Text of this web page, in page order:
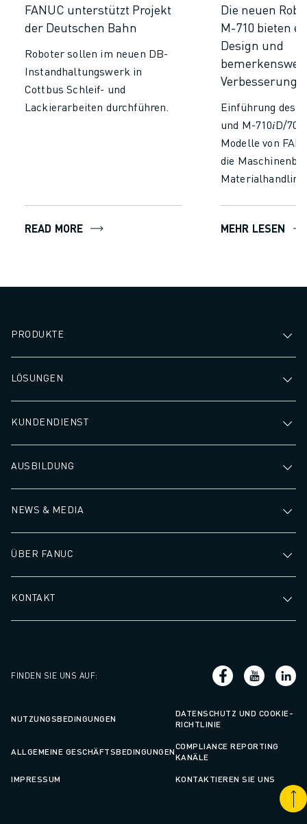
TRAINING & AUSBILDUNG
FANUC AKADEMIE
BRANCHEN-LÖSUNGEN
LÖSUNGEN FÜR DIE AUSBILDUNG
WORLDSKILLS & YOUNG TALENTS
BILDUNGSVERANSTALTUNGEN
FANUC IN EUROPA
KARRIERE
KONTAKT
KONTAKT
STANDORTE
FANUC unterstützt Projekt
der Deutschen Bahn
Roboter sollen im neuen DB-
Instandhaltungswerk in
Cottbus Schleif- und
Lackierarbeiten durchführen.
READ MORE
Die neuen
M-710 bieten
Design und
Einführung des
und M-710𝑖D/70:
Modelle von
die
MEHR LESEN
PRODUKTE
LÖSUNGEN
KUNDENDIENST
AUSBILDUNG
NEWS & MEDIA
ÜBER FANUC
KONTAKT
FINDEN SIE UNS AUF:
NUTZUNGSBEDINGUNGEN
DATENSCHUTZ UND COOKIE-
RICHTLINIE
ALLGEMEINE GESCHÄFTSBEDINGUNGEN
COMPLIANCE REPORTING
KANÄLE
IMPRESSUM KONTAKTIEREN SIE UNS